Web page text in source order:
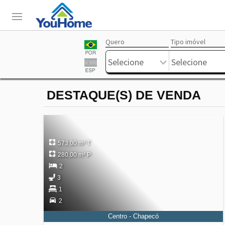
Livre
Quero Tipo imóvel
Selecione Selecione
DESTAQUE(S) DE VENDA
573,00 m² T
280,00 m² P
2
3
1
2
Centro - Chapecó